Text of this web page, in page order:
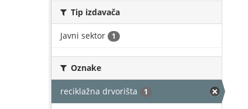
Tip izdavača
Javni sektor 1
Oznake
reciklažna drvorišta 1